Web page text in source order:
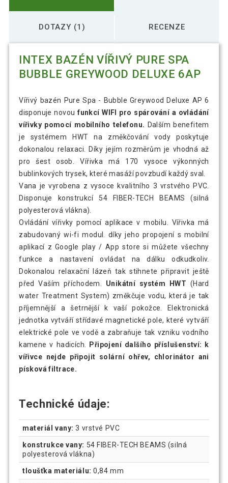
DOTAZY (1) RECENZE
INTEX BAZÉN VÍŘIVÝ PURE SPA
BUBBLE GREYWOOD DELUXE 6AP
Vířivý bazén Pure Spa - Bubble Greywood Deluxe AP 6
disponuje novoufunkcí WIFI pro spárování a ovládání
vířivky pomocí mobilního telefonu. Dalším benefitem
je systémem HWT na změkčování vody poskytuje
dokonalou relaxaci. Díky jejím rozměrům je vhodná až
pro šest osob. Vířivka má 170 vysoce výkonných
bublinkových trysek, které masáží povzbudí každý sval.
Vana je vyrobena z vysoce kvalitního 3 vrstvého PVC.
Disponuje konstrukcí 54 FIBER-TECH BEAMS (silná
polyesterová vlákna).
Ovládání vířivky pomocí aplikace v mobilu. Vířivka má
zabudovaný wi-fi modul. díky jeho propojení s mobilní
aplikací z Google play / App store si můžete všechny
funkce a nastavení ovládat na dálku odkudkoliv.
Dokonalou relaxační lázeň tak stihnete připravit ještě
před Vaším příchodem. Unikátní systém HWT (Hard
water Treatment System) změkčuje vodu, která je tak
příjemnější a šetrnější k vaší pokožce. Elektronická
jednotka vytváří střídavé magnetické pole, které vytváří
elektrické pole ve vodě a zabraňuje tak vzniku vodního
kamene v hadicích.
Připojení dalšího příslušenství: k
vířivce nejde připojit solární ohřev, chlorinátor ani
písková filtrace.
Technické údaje:
materiál vany: 3 vrstvé PVC
konstrukce vany: 54 FIBER-TECH BEAMS (silná
polyesterová vlákna)
tloušťka materiálu: 0,84 mm